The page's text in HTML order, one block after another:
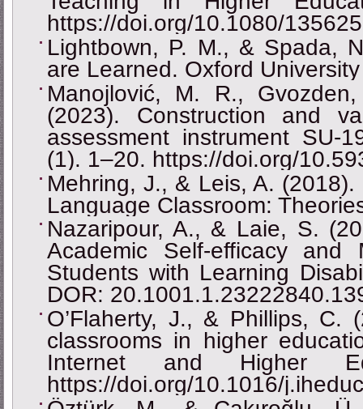
https://doi.org/10.1080/
Lightbown, P. M., & Spada,
are Learned. Oxford
Manojlović, M. R.,
(2023). Construction and
assessment instrument SU-
(1). 1‒20. https://doi.org/
Mehring, J., & Leis, A.
Language Classroom:
Nazaripour, A., & Laie, S.
Academic Self-efficacy and
Students with Learning
DOR:
O’Flaherty, J., & Phillips, C.
classrooms in higher
Internet and Higher
https://doi.org/10.1016/